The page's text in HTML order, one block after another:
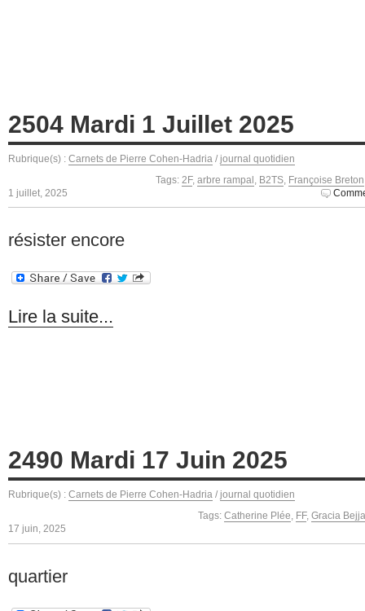
2504 Mardi 1 Juillet 2025
Rubrique(s) : Carnets de Pierre Cohen-Hadria / journal quotidien
Tags: 2F, arbre rampal , B2TS, Françoise Breton
1 juillet, 2025
résister encore
Lire la suite...
2490 Mardi 17 Juin 2025
Rubrique(s) : Carnets de Pierre Cohen-Hadria / journal quotidien
Tags: Catherine Plée, FF, Gracia
17 juin, 2025
quartier